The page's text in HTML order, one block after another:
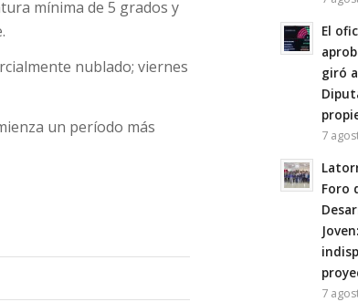
mínima de 5 grados y
nublado; viernes
un período más
El
giró
7
Foro
7